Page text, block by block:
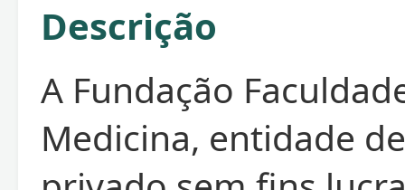
Descrição
A Fundação
Medicina, entidade